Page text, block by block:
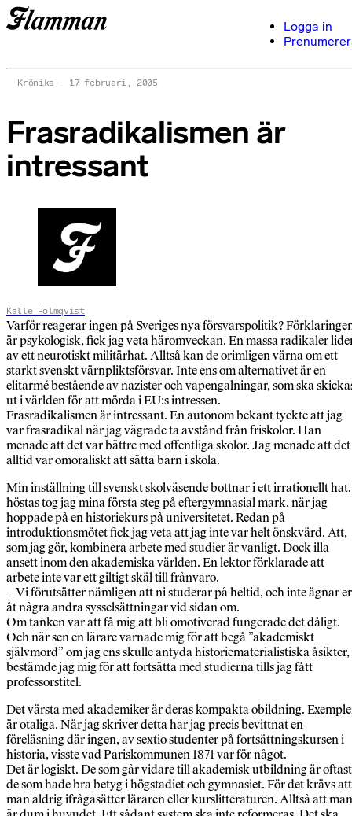
Logga in
Krönika 17 februari, 2005
Frasradikalismen är
intressant
Kalle Holmqvist
Varför reagerar ingen på Sveriges nya försvarspolitik?
är psykologisk, fick jag veta häromveckan. En massa radikaler
av ett neurotiskt militärhat. Alltså kan de orimligen värna om ett
starkt svenskt värnpliktsförsvar. Inte ens om alternativet är en
elitarmé bestående av nazister och vapengalningar, som ska
ut i världen för att mörda i EU:s intressen.
Frasradikalismen är intressant. En autonom bekant tyckte att jag
var frasradikal när jag vägrade ta avstånd från friskolor. Han
menade att det var bättre med offentliga skolor. Jag menade att det
alltid var omoraliskt att sätta barn i skola.
Min inställning till svenskt skolväsende bottnar i ett irrationellt
höstas tog jag mina första steg på eftergymnasial mark, när jag
hoppade på en historiekurs på universitetet. Redan på
introduktionsmötet fick jag veta att jag inte var helt önskvärd. Att,
som jag gör, kombinera arbete med studier är vanligt. Dock illa
ansett inom den akademiska världen. En lektor förklarade att
arbete inte var ett giltigt skäl till frånvaro.
– Vi förutsätter nämligen att ni studerar på heltid, och inte ägnar er
åt några andra sysselsättningar vid sidan om.
Om tanken var att få mig att bli omotiverad fungerade det dåligt.
Och när sen en lärare varnade mig för att begå ”akademiskt
självmord” om jag ens skulle antyda historiematerialistiska åsikter,
bestämde jag mig för att fortsätta med studierna tills jag fått
professorstitel.
Det värsta med akademiker är deras kompakta obildning.
är otaliga. När jag skriver detta har jag precis bevittnat en
föreläsning där ingen, av sextio studenter på fortsättningskursen i
historia, visste vad Pariskommunen 1871 var för något.
Det är logiskt. De som går vidare till akademisk utbildning är oftast
de som hade bra betyg i högstadiet och gymnasiet. För det krävs att
man aldrig ifrågasätter läraren eller kurslitteraturen. Alltså att man